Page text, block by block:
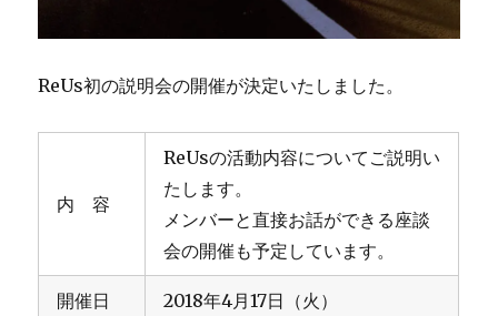
ReUs初の説明会の開催が決定いたしました。
内 容
ReUsの活動内容についてご説明い
たします。
メンバーと直接お話ができる座談
会の開催も予定しています。
開催日 2018年4月17日（火）